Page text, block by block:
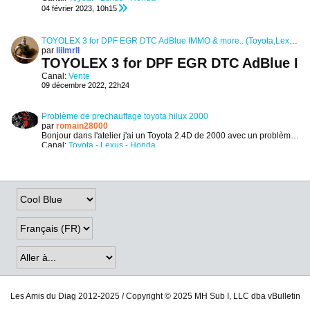
04 février 2023, 10h15
TOYOLEX 3 for DPF EGR DTC AdBlue IMMO & more.. (Toyota,Lexus,Denso)
par liilmrll
TOYOLEX 3 for DPF EGR DTC AdBlue
Canal: Vente
09 décembre 2022, 22h24
Problème de prechauffage toyota hilux 2000
par romain28000
Bonjour dans l'atelier j'ai un Toyota 2.4D de 2000 avec un problème de préchauffage qui s’allume par intermittence en roulant
Canal: Toyota - Lexus - Honda
Les Amis du Diag 2012-2025 / Copyright © 2025 MH Sub I, LLC dba vBulletin